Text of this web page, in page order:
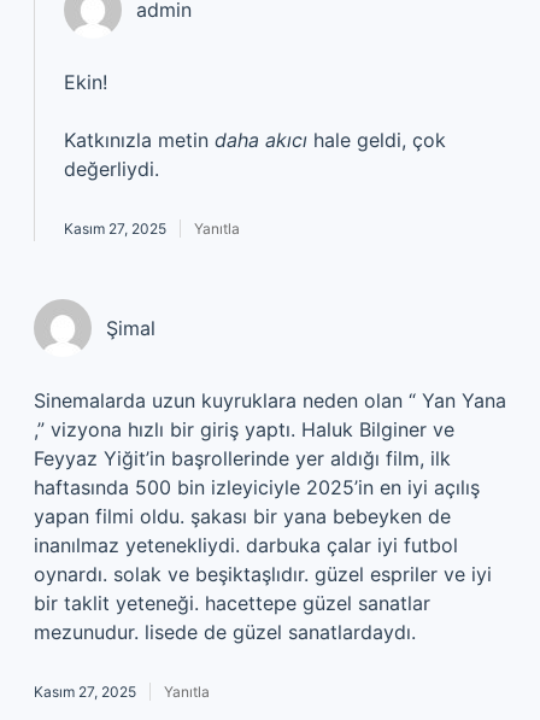
admin
Ekin!
Katkınızla metin daha akıcı hale geldi, çok
değerliydi.
Kasım 27, 2025 Yanıtla
Şimal
Sinemalarda uzun kuyruklara neden olan “ Yan Yana
,” vizyona hızlı bir giriş yaptı. Haluk Bilginer ve
Feyyaz Yiğit’in başrollerinde yer aldığı film, ilk
haftasında 500 bin izleyiciyle 2025’in en iyi açılış
yapan filmi oldu. şakası bir yana bebeyken de
inanılmaz yetenekliydi. darbuka çalar iyi futbol
oynardı. solak ve beşiktaşlıdır. güzel espriler ve iyi
bir taklit yeteneği. hacettepe güzel sanatlar
mezunudur. lisede de güzel sanatlardaydı.
Kasım 27, 2025 Yanıtla